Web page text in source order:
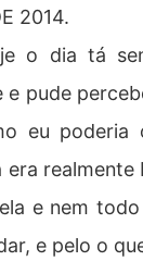
2014.
o dia tá
e pude
eu poderia
era realmente
e nem
e pelo o